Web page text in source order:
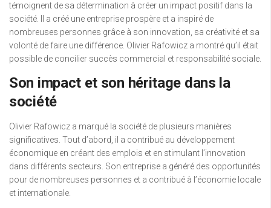
témoignent de sa détermination à créer un impact positif dans la
société. Il a créé une entreprise prospère et a inspiré de
nombreuses personnes grâce à son innovation, sa créativité et sa
volonté de faire une différence. Olivier Rafowicz a montré qu’il était
possible de concilier succès commercial et responsabilité sociale.
Son impact et son héritage dans la
société
Olivier Rafowicz a marqué la société de plusieurs manières
significatives. Tout d’abord, il a contribué au développement
économique en créant des emplois et en stimulant l’innovation
dans différents secteurs. Son entreprise a généré des opportunités
pour de nombreuses personnes et a contribué à l’économie locale
et internationale.